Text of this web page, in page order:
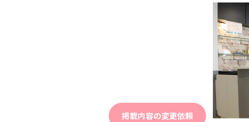
掲載内容の変更依頼